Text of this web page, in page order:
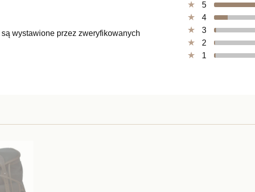
wystawione przez zweryfikowanych
5
4
3
2
1